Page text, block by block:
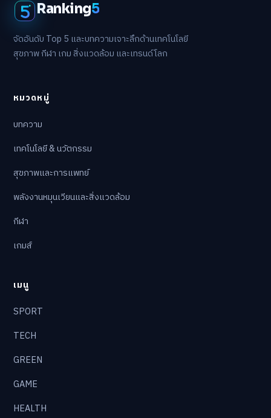
Ranking5
จัดอันดับ Top 5 และบทความเจาะลึกด้านเทคโนโลยี
สุขภาพ กีฬา เกม สิ่งแวดล้อม และเทรนด์โลก
หมวดหมู่
บทความ
เทคโนโลยี & นวัตกรรม
สุขภาพและการแพทย์
พลังงานหมุนเวียนและสิ่งแวดล้อม
กีฬา
เกมส์
เมนู
SPORT
TECH
GREEN
GAME
HEALTH